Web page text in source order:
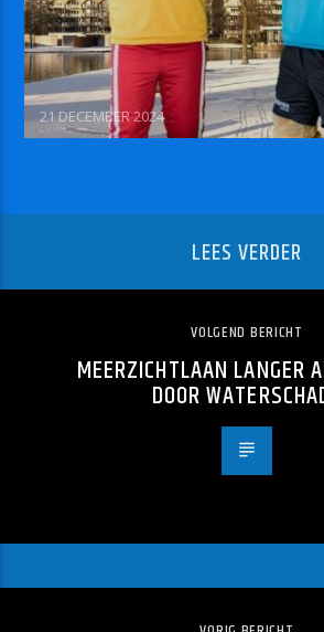
21 DECEMBER 2024
LEES VERDER
VOLGEND BERICHT
MEERZICHTLAAN LANGER
DOOR